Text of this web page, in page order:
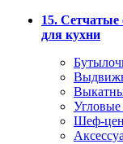
15.
для кухни
Шеф-